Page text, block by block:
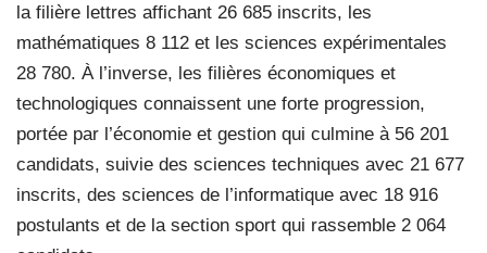
la filière lettres affichant 26 685 inscrits, les
mathématiques 8 112 et les sciences expérimentales
28 780. À l’inverse, les filières économiques et
technologiques connaissent une forte progression,
portée par l’économie et gestion qui culmine à 56 201
candidats, suivie des sciences techniques avec 21 677
inscrits, des sciences de l’informatique avec 18 916
postulants et de la section sport qui rassemble 2 064